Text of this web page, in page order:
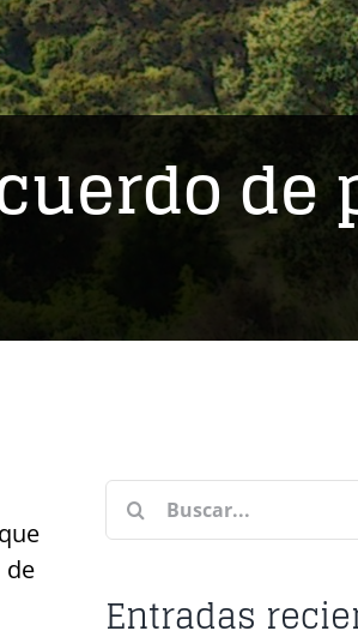
de
de
Buscar:
Entradas